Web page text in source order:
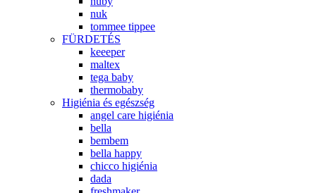
nuk
tommee tippee
FÜRDETÉS
keeeper
maltex
tega baby
thermobaby
Higiénia és egészség
angel care higiénia
bella
bembem
bella happy
chicco higiénia
dada